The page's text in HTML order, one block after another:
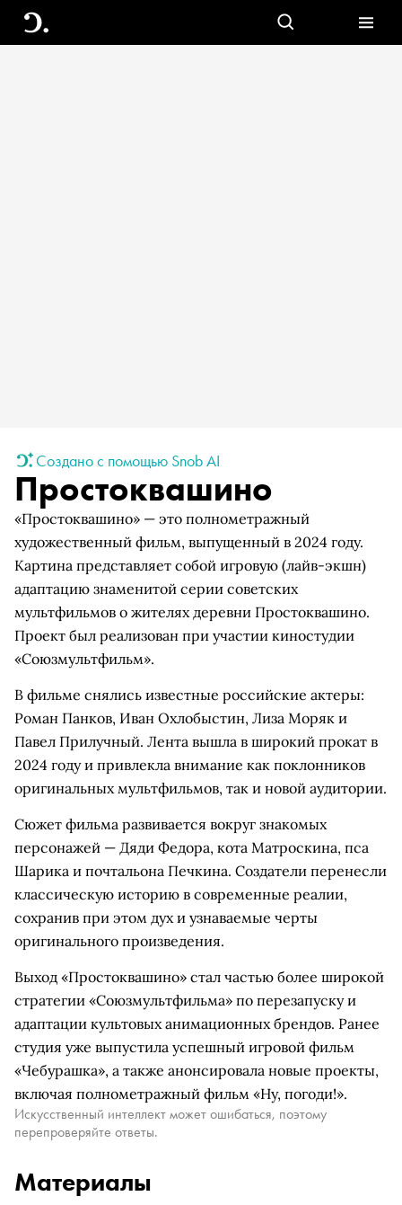
Создано с помощью Snob AI
Простоквашино
«Простоквашино» — это полнометражный
художественный фильм, выпущенный в 2024 году.
Картина представляет собой игровую (лайв-экшн)
адаптацию знаменитой серии советских
мультфильмов о жителях деревни Простоквашино.
Проект был реализован при участии киностудии
«Союзмультфильм».
В фильме снялись известные российские актеры:
Роман Панков, Иван Охлобыстин, Лиза Моряк и
Павел Прилучный. Лента вышла в широкий прокат в
2024 году и привлекла внимание как поклонников
оригинальных мультфильмов, так и новой аудитории.
Сюжет фильма развивается вокруг знакомых
персонажей — Дяди Федора, кота Матроскина, пса
Шарика и почтальона Печкина. Создатели перенесли
классическую историю в современные реалии,
сохранив при этом дух и узнаваемые черты
оригинального произведения.
Выход «Простоквашино» стал частью более широкой
стратегии «Союзмультфильма» по перезапуску и
адаптации культовых анимационных брендов. Ранее
студия уже выпустила успешный игровой фильм
«Чебурашка», а также анонсировала новые проекты,
включая полнометражный фильм «Ну, погоди!».
Искусственный интеллект может ошибаться, поэтому
перепроверяйте ответы.
Материалы